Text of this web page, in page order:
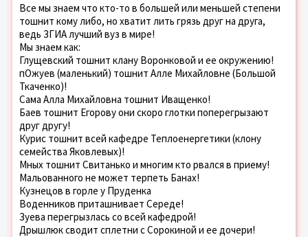
Все мы знаем что кто-то в большей или меньшей степени
тошнит кому либо, но хватит лить грязь друг на друга,
ведь ЗГИА лучший вуз в мире!
Мы знаем как:
Глущевский тошнит клану Воронковой и ее окружению!
пОжуев (маленький) тошнит Алле Михайловне (Большой
Ткаченко)!
Сама Алла Михайловна тошнит Иващенко!
Баев тошнит Егорову они скоро глотки поперегрызают
друг другу!
Курис тошнит всей кафедре Теплоенергетики (клону
семейства Яковлевых)!
Мных тошнит Свитанько и многим кто рвался в приему!
Мальованного не может терпеть Банах!
Кузнецов в горле у Пруденка
Воденников приташнивает Середе!
Зуева перегрызлась со всей кафедрой!
Дрышлюк сводит сплетни с Сорокиной и ее дочери!